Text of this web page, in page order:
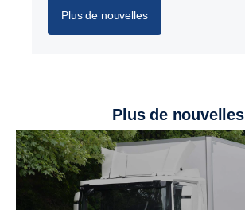
Plus de nouvelles
Plus de nouvelles